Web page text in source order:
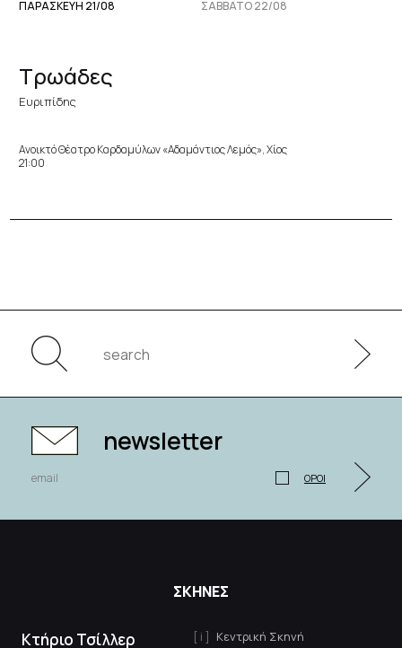
ΠΑΡΑΣΚΕΥΉ 21/08 ΣΆΒΒΑΤΟ 22/08
Τρωάδες
Ευριπίδης
Ανοικτό Θέατρο Καρδαμύλων «Αδαμάντιος Λεμός», Χίος
21:00
newsletter
ΟΡΟΙ
ΣΚΗΝΕΣ
Κτήριο Τσίλλερ
Κεντρική Σκηνή